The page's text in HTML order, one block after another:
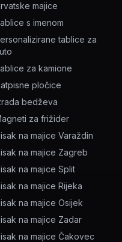
majice
s imenom
tablice za
za kamione
pločice
bedževa
za frižider
na majice Varaždin
na majice Zagreb
na majice Split
na majice Rijeka
na majice Osijek
na majice Zadar
na majice Čakovec